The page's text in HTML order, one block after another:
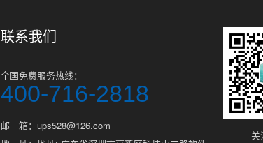
联系我们
全国免费服务热线：
400-716-2818
邮 箱：ups528@126.com
关